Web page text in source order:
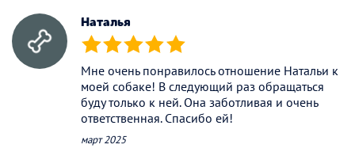
Наталья
(*) (*) (*) (*) (*)
Мне очень понравилось отношение Натальи к
моей собаке! В следующий раз обращаться
буду только к ней. Она заботливая и очень
ответственная. Спасибо ей!
март 2025